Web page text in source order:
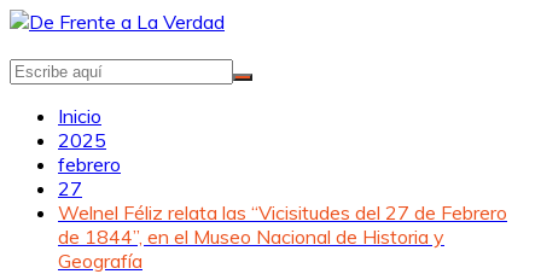
Saltar
contenido
Inicio
2025
febrero
27
Welnel Féliz relata las “Vicisitudes del 27 de Febrero
de 1844”, en el Museo Nacional de Historia y
Geografía